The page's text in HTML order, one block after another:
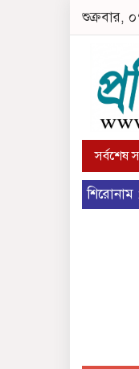
শুক্রবার,
সর্বশেষ
শিরোনাম